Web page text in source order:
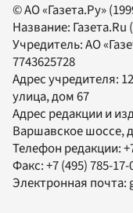
© АО «Газета.Ру»
Название: Газета.Ru
Учредитель:АО
7743625728
Адрес учредителя:
улица, дом 67
Адрес редакции и
Варшавское шоссе,
Телефон редакции:
Факс:+7 (495) 785-17-
Электронная почта: